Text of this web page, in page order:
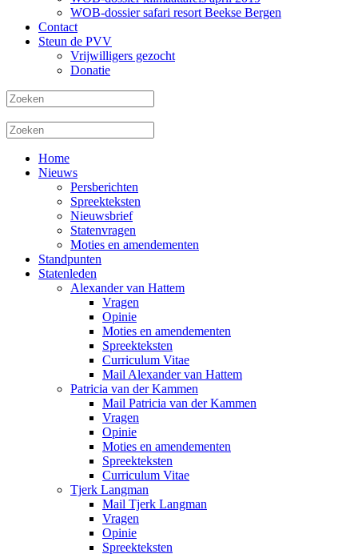
WOB-dossier safari resort Beekse Bergen
Contact
Steun de PVV
Vrijwilligers gezocht
Donatie
Home
Nieuws
Persberichten
Spreekteksten
Nieuwsbrief
Statenvragen
Moties en amendementen
Standpunten
Statenleden
Alexander van Hattem
Vragen
Opinie
Moties en amendementen
Spreekteksten
Curriculum Vitae
Mail Alexander van Hattem
Patricia van der Kammen
Mail Patricia van der Kammen
Vragen
Opinie
Moties en amendementen
Spreekteksten
Curriculum Vitae
Tjerk Langman
Mail Tjerk Langman
Vragen
Opinie
Spreekteksten